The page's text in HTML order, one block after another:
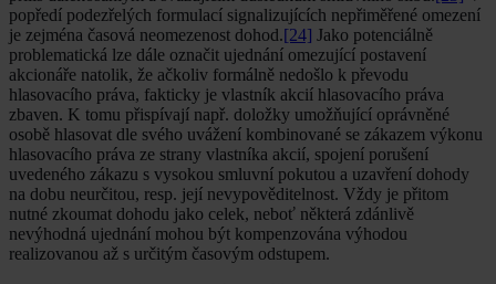
popředí podezřelých formulací signalizujících nepřiměřené omezení
je zejména časová neomezenost dohod.[24] Jako potenciálně
problematická lze dále označit ujednání omezující postavení
akcionáře natolik, že ačkoliv formálně nedošlo k převodu
hlasovacího práva, fakticky je vlastník akcií hlasovacího práva
zbaven. K tomu přispívají např. doložky umožňující oprávněné
osobě hlasovat dle svého uvážení kombinované se zákazem výkonu
hlasovacího práva ze strany vlastníka akcií, spojení porušení
uvedeného zákazu s vysokou smluvní pokutou a uzavření dohody
na dobu neurčitou, resp. její nevypověditelnost. Vždy je přitom
nutné zkoumat dohodu jako celek, neboť některá zdánlivě
nevýhodná ujednání mohou být kompenzována výhodou
realizovanou až s určitým časovým odstupem.